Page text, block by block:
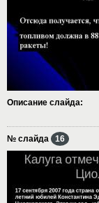
Описание слайда:
№ слайда 16